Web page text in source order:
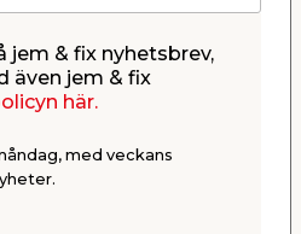
Blue 7
jem & fix nyhetsbrev,
även jem & fix
här.
med veckans